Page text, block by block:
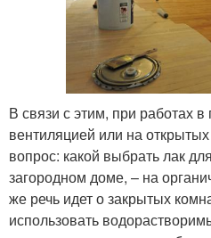
В связи с этим, при работах
вентиляцией или на
вопрос: какой выбрать лак
загородном доме, – на
же речь идет о закрытых
использовать